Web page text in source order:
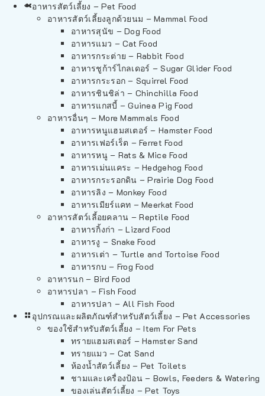
อาหารสัตว์เลี้ยง – Pet Food
อาหารสัตว์เลี้ยงลูกด้วยนม – Mammal Food
อาหารสุนัข – Dog Food
อาหารแมว – Cat Food
อาหารกระต่าย – Rabbit Food
อาหารชูก้าร์ไกลเดอร์ – Sugar Glider Food
อาหารกระรอก – Squirrel Food
อาหารชินชิล่า – Chinchilla Food
อาหารแกสบี้ – Guinea Pig Food
อาหารอื่นๆ – More Mammals Food
อาหารหนูแฮมสเตอร์ – Hamster Food
อาหารเฟอร์เร็ต – Ferret Food
อาหารหนู – Rats & Mice Food
อาหารเม่นแคระ – Hedgehog Food
อาหารกระรอกดิน – Prairie Dog Food
อาหารลิง – Monkey Food
อาหารเมียร์แคท – Meerkat Food
อาหารสัตว์เลี้อยคลาน – Reptile Food
อาหารกิ้งก่า – Lizard Food
อาหารงู – Snake Food
อาหารเต่า – Turtle and Tortoise Food
อาหารกบ – Frog Food
อาหารนก – Bird Food
อาหารปลา – Fish Food
อาหารปลา – All Fish Food
อุปกรณและผลิตภัณฑ์สำหรับสัตว์เลี้ยง – Pet Accessories
ของใช้สำหรับสัตว์เลี้ยง – Item For Pets
ทรายแฮมสเตอร์ – Hamster Sand
ทรายแมว – Cat Sand
ห้องน้ำสัตว์เลี้ยง – Pet Toilets
ชามและเครื่องป้อน – Bowls, Feeders & Watering
ของเล่นสัตว์เลี้ยง – Pet Toys